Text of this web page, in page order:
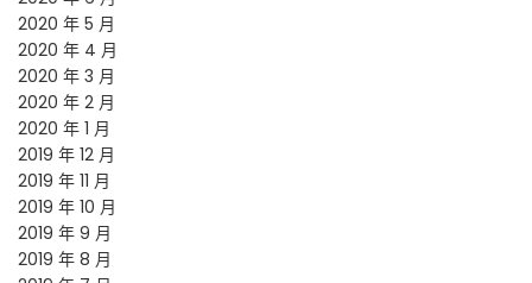
2020 年 5 月
2020 年 4 月
2020 年 3 月
2020 年 2 月
2020 年 1 月
2019 年 12 月
2019 年 11 月
2019 年 10 月
2019 年 9 月
2019 年 8 月